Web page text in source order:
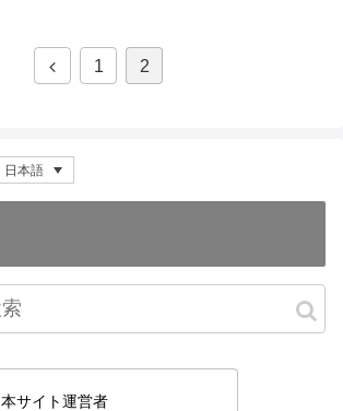
1 2
日本語
本サイト運営者